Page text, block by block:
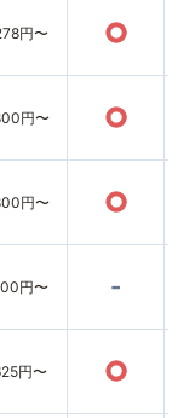
円〜 ○
円〜 ○
円〜 ○
円〜 -
円〜 ○